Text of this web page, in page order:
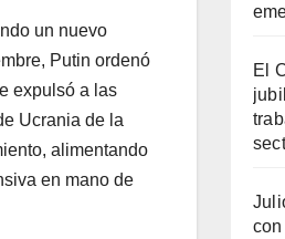
un nuevo
Putin ordenó
expulsó a las
Ucrania de la
alimentando
en mano de
El